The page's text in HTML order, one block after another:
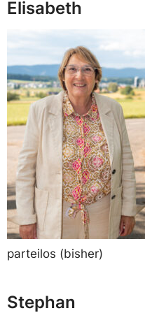
Elisabeth
parteilos (bisher)
Stephan